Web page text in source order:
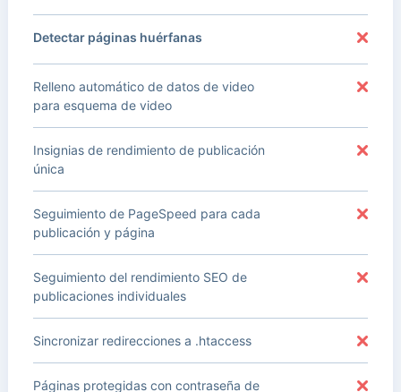
Detectar páginas huérfanas
Relleno automático de datos de video
para esquema de video
Insignias de rendimiento de publicación
única
Seguimiento de PageSpeed para cada
publicación y página
Seguimiento del rendimiento SEO de
publicaciones individuales
Sincronizar redirecciones a .htaccess
Páginas protegidas con contraseña de